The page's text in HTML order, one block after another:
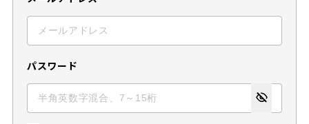
パスワード